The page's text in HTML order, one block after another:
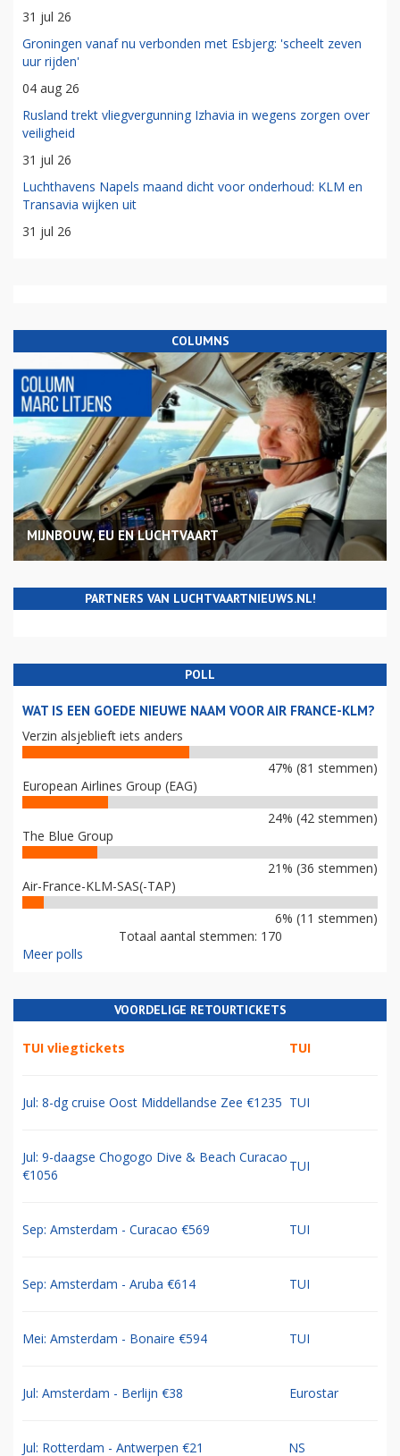
31 jul 26
Groningen vanaf nu verbonden met Esbjerg: 'scheelt zeven
uur rijden'
04 aug 26
Rusland trekt vliegvergunning Izhavia in wegens zorgen over
veiligheid
31 jul 26
Luchthavens Napels maand dicht voor onderhoud: KLM en
Transavia wijken uit
31 jul 26
COLUMNS
MIJNBOUW, EU EN LUCHTVAART
PARTNERS VAN LUCHTVAARTNIEUWS.NL!
POLL
WAT IS EEN GOEDE NIEUWE NAAM VOOR AIR FRANCE-KLM?
Verzin alsjeblieft iets anders
47% (81 stemmen)
European Airlines Group (EAG)
24% (42 stemmen)
The Blue Group
21% (36 stemmen)
Air-France-KLM-SAS(-TAP)
6% (11 stemmen)
Totaal aantal stemmen: 170
Meer polls
VOORDELIGE RETOURTICKETS
TUI vliegtickets TUI
Jul: 8-dg cruise Oost Middellandse Zee €1235 TUI
Jul: 9-daagse Chogogo Dive & Beach Curacao
€1056
TUI
Sep: Amsterdam - Curacao €569 TUI
Sep: Amsterdam - Aruba €614 TUI
Mei: Amsterdam - Bonaire €594 TUI
Jul: Amsterdam - Berlijn €38 Eurostar
Jul: Rotterdam - Antwerpen €21 NS